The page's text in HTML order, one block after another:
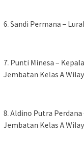
‎6. Sandi Permana –
‎7. Punti Minesa –
Jembatan Kelas A
‎8. Aldino Putra
Jembatan Kelas A